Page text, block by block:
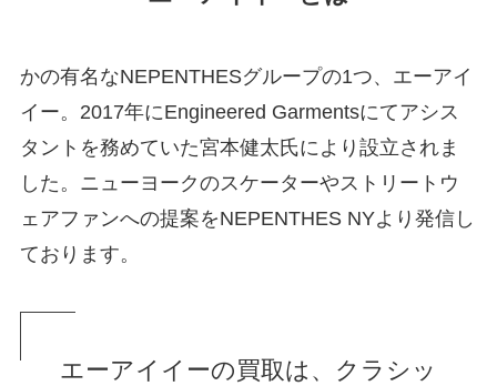
かの有名なNEPENTHESグループの1つ、エーアイ
イー。2017年にEngineered Garmentsにてアシス
タントを務めていた宮本健太氏により設立されま
した。ニューヨークのスケーターやストリートウ
ェアファンへの提案をNEPENTHES NYより発信し
ております。
エーアイイーの買取は、クラシッ